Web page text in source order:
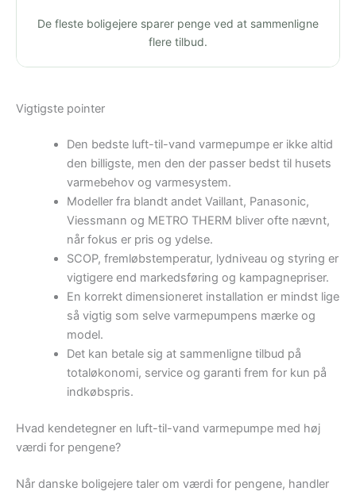
De fleste boligejere sparer penge ved at sammenligne
flere tilbud.
Vigtigste pointer
Den bedste luft-til-vand varmepumpe er ikke altid
den billigste, men den der passer bedst til husets
varmebehov og varmesystem.
Modeller fra blandt andet Vaillant, Panasonic,
Viessmann og METRO THERM bliver ofte nævnt,
når fokus er pris og ydelse.
SCOP, fremløbstemperatur, lydniveau og styring er
vigtigere end markedsføring og kampagnepriser.
En korrekt dimensioneret installation er mindst lige
så vigtig som selve varmepumpens mærke og
model.
Det kan betale sig at sammenligne tilbud på
totaløkonomi, service og garanti frem for kun på
indkøbspris.
Hvad kendetegner en luft-til-vand varmepumpe med høj
værdi for pengene?
Når danske boligejere taler om værdi for pengene, handler